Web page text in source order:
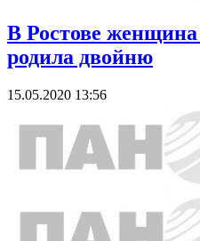
В Ростове
родила двойню
15.05.2020 13:56